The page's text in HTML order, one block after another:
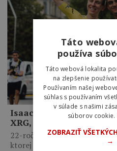
Isaac del Toro zostane
XRG, zmluvu predĺžil až
22-ročný Mexičan má za
ktorej vyhral…
Táto
používa
Táto webová lokalita
na zlepšenie
Používaním našej
súhlas s používaním
v súlade s našimi
súborov cookie.
ZOBRAZIŤ
→